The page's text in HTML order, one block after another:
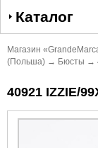
Каталог
Магазин
(Польша) → Бюсты →
40921 IZZIE/